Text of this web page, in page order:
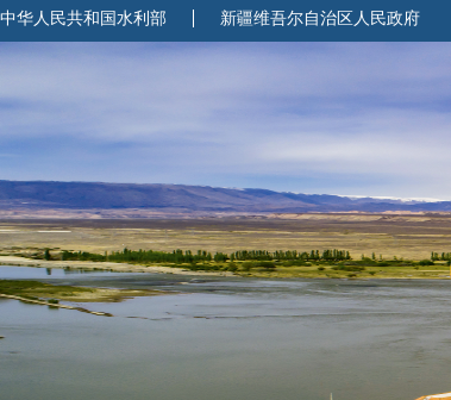
中华人民共和国水利部 新疆维吾尔自治区人民政府